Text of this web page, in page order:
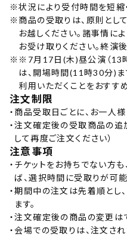
※状況により受付時間を短縮
※ 商品の受取りは、原則と
お越しください。諸事情に
お受け取りください。終演
※ ※7月17日(木)昼公演（13
は、開場時間(11時30分)
利用いただくことをおすすめ
注文制限
・ 商品受取日ごとに、お一人
・注文確定後の受取商品の追
して再度ご注文ください）
注意事項
・ チケットをお持ちでない方
ば、選択時間に受取りが可能
・期間中の注文は先着順とし
ます。
・注文確定後の商品の変更は
・ 会場での受取りは、注文さ